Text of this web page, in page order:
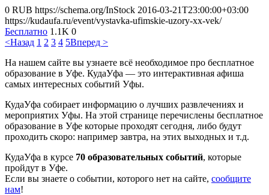
0 RUB https://schema.org/InStock 2016-03-21T23:00:00+03:00
https://kudaufa.ru/event/vystavka-ufimskie-uzory-xx-vek/
Бесплатно 1.1K 0
<Назад 1 2 3 4 5Вперед >
На нашем сайте вы узнаете всё необходимое про бесплатное
образование в Уфе. КудаУфа — это интерактивная афиша
самых интересных событий Уфы.
КудаУфа собирает информацию о лучших развлечениях и
мероприятих Уфы. На этой странице перечислены бесплатное
образование в Уфе которые проходят сегодня, либо будут
проходить скоро: например завтра, на этих выходных и т.д.
КудаУфа в курсе 70 образовательных событий, которые
пройдут в Уфе.
Если вы знаете о событии, которого нет на сайте, сообщите
нам!